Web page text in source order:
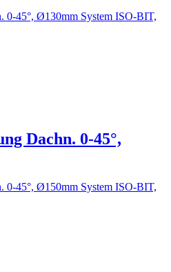
0-45°, Ø130mm System ISO-BIT,
Dachn. 0-45°,
0-45°, Ø150mm System ISO-BIT,